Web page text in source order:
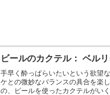
ビールのカクテル： ベル
手早く酔っぱらいたいという欲望
ケとの微妙なバランスの具合を楽
の、ビールを使ったカクテルがい